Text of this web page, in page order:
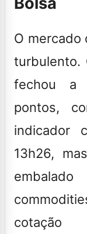
O mercado
turbulento.
fechou a
pontos,
indicador
13h26,
cotação